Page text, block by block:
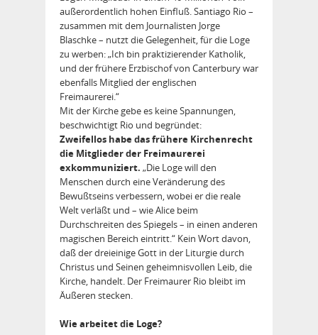
außerordentlich hohen Einfluß. Santiago Rio –
zusammen mit dem Journalisten Jorge
Blaschke – nutzt die Gelegenheit, für die Loge
zu werben: „Ich bin praktizierender Katholik,
und der frühere Erzbischof von Canterbury war
ebenfalls Mitglied der englischen
Freimaurerei.“
Mit der Kirche gebe es keine Spannungen,
beschwichtigt Rio und begründet:
Zweifellos habe das frühere Kirchenrecht
die Mitglieder der Freimaurerei
exkommuniziert. „Die Loge will den
Menschen durch eine Veränderung des
Bewußtseins verbessern, wobei er die reale
Welt verläßt und – wie Alice beim
Durchschreiten des Spiegels – in einen anderen
magischen Bereich eintritt.“ Kein Wort davon,
daß der dreieinige Gott in der Liturgie durch
Christus und Seinen geheimnisvollen Leib, die
Kirche, handelt. Der Freimaurer Rio bleibt im
Äußeren stecken.
Wie arbeitet die Loge?